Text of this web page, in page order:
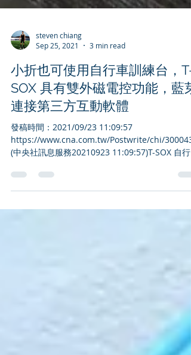
steven chiang
Sep 25, 2021
3 min read
小折也可使用自行車訓練台，T-
SOX 具有雙外磁電控功能，藍芽
連接第三方互動軟體
發稿時間：2021/09/23 11:09:57
(中央社訊息服務20210923 11:09:57)T-SOX 自行
訓練台具有雙外磁電控功能，精準模擬戶外路線的